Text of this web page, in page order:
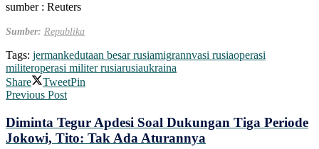
sumber : Reuters
Sumber: Republika
Tags: jermankedutaan besar rusiamigrannvasi rusiaoperasi
militeroperasi militer rusiarusiaukraina
Share
TweetPin
Previous Post
Diminta Tegur Apdesi Soal Dukungan Tiga Periode
Jokowi, Tito: Tak Ada Aturannya